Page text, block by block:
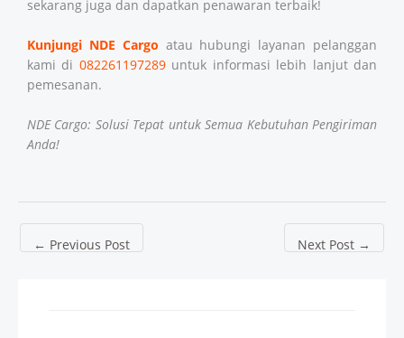
sekarang juga dan dapatkan penawaran terbaik!
Kunjungi NDE Cargo atau hubungi layanan pelanggan
kami di 082261197289untuk informasi lebih lanjut dan
pemesanan.
NDE Cargo: Solusi Tepat untuk Semua Kebutuhan Pengiriman
Anda!
← Previous Post Next Post →